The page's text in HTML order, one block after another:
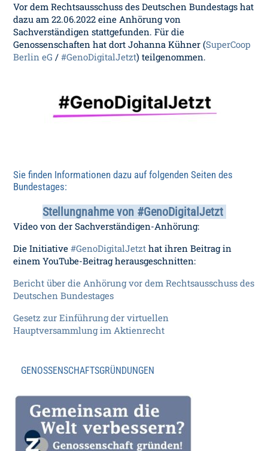
Vor dem Rechtsausschuss des Deutschen Bundestags hat
dazu am 22.06.2022 eine Anhörung von
Sachverständigen stattgefunden. Für die
Genossenschaften hat dort Johanna Kühner (SuperCoop
Berlin eG /#GenoDigitalJetzt) teilgenommen.
Sie finden Informationen dazu auf folgenden Seiten des
Bundestages:
Stellungnahme von #GenoDigitalJetzt
Video von der Sachverständigen-Anhörung:
Die Initiative#GenoDigitalJetzt hat ihren Beitrag in
einem YouTube-Beitrag herausgeschnitten:
Bericht über die Anhörung vor dem Rechtsausschuss des
Deutschen Bundestages
Gesetz zur Einführung der virtuellen
Hauptversammlung im Aktienrecht
GENOSSENSCHAFTSGRÜNDUNGEN